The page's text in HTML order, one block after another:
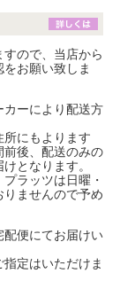
ので、当店から
お願い致しま
カーにより配送方
にもよります
前後、配送のみの
となります。
ラッツは日曜・
ませんので予め
配便にてお届けい
定はいただけま